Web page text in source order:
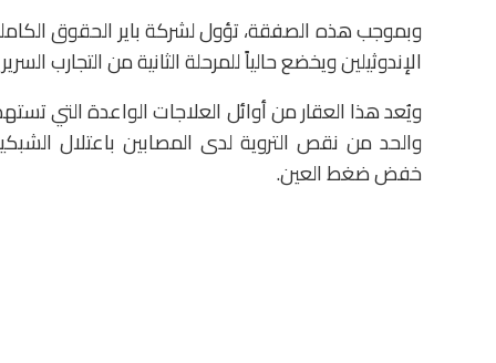
الإندوثيلين ويخضع حالياً للمرحلة الثانية من التجارب
ويُعد هذا العقار من أوائل العلاجات الواعدة التي
والحد من نقص التروية لدى المصابين باعتلال
خفض ضغط العين.